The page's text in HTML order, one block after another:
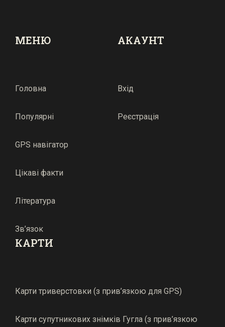
МЕНЮ
Головна
Популярні
GPS навігатор
Цікаві факти
Література
Зв’язок
АКАУНТ
Вхід
Реєстрація
КАРТИ
Карти триверстовки (з прив’язкою для GPS)
Карти супутникових знімків Гугла (з прив’язкою